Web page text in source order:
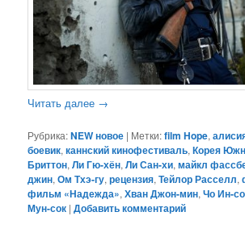
Читать далее →
Рубрика:NEW новое | Метки:film Hope,
боевик,каннский кинофестиваль,Корея
Бриттон,Ли Гю-хён,Ли Сан-хи,майкл
джин,Ом Тхэ-гу,рецензия,Тейлор Расселл,
фильм «Надежда»,Хван Джон-мин,Чо Ин-
Мун-сок |Добавить комментарий